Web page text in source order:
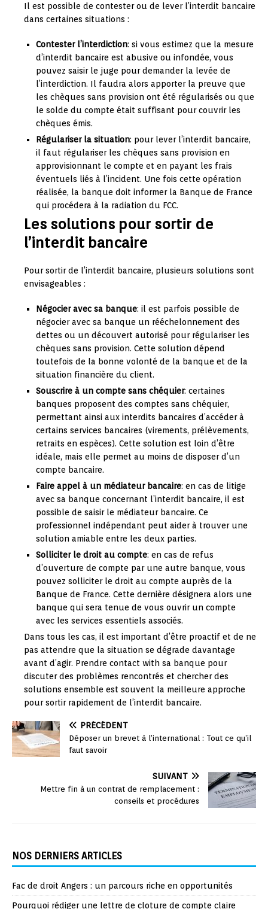
Il est possible de contester ou de lever l’interdit bancaire
dans certaines situations :
Contester l’interdiction: si vous estimez que la mesure
d’interdit bancaire est abusive ou infondée, vous
pouvez saisir le juge pour demander la levée de
l’interdiction. Il faudra alors apporter la preuve que
les chèques sans provision ont été régularisés ou que
le solde du compte était suffisant pour couvrir les
chèques émis.
Régulariser la situation: pour lever l’interdit bancaire,
il faut régulariser les chèques sans provision en
approvisionnant le compte et en payant les frais
éventuels liés à l’incident. Une fois cette opération
réalisée, la banque doit informer la Banque de France
qui procédera à la radiation du FCC.
Les solutions pour sortir de
l’interdit bancaire
Pour sortir de l’interdit bancaire, plusieurs solutions sont
envisageables :
Négocier avec sa banque: il est parfois possible de
négocier avec sa banque un rééchelonnement des
dettes ou un découvert autorisé pour régulariser les
chèques sans provision. Cette solution dépend
toutefois de la bonne volonté de la banque et de la
situation financière du client.
Souscrire à un compte sans chéquier: certaines
banques proposent des comptes sans chéquier,
permettant ainsi aux interdits bancaires d’accéder à
certains services bancaires (virements, prélèvements,
retraits en espèces). Cette solution est loin d’être
idéale, mais elle permet au moins de disposer d’un
compte bancaire.
Faire appel à un médiateur bancaire: en cas de litige
avec sa banque concernant l’interdit bancaire, il est
possible de saisir le médiateur bancaire. Ce
professionnel indépendant peut aider à trouver une
solution amiable entre les deux parties.
Solliciter le droit au compte: en cas de refus
d’ouverture de compte par une autre banque, vous
pouvez solliciter le droit au compte auprès de la
Banque de France. Cette dernière désignera alors une
banque qui sera tenue de vous ouvrir un compte
avec les services essentiels associés.
Dans tous les cas, il est important d’être proactif et de ne
pas attendre que la situation se dégrade davantage
avant d’agir. Prendre contact with sa banque pour
discuter des problèmes rencontrés et chercher des
solutions ensemble est souvent la meilleure approche
pour sortir rapidement de l’interdit bancaire.
PRÉCÉDENT
Déposer un brevet à l’international : Tout ce qu’il
faut savoir
SUIVANT
Mettre fin à un contrat de remplacement :
conseils et procédures
NOS DERNIERS ARTICLES
Fac de droit Angers : un parcours riche en opportunités
Pourquoi rédiger une lettre de cloture de compte claire